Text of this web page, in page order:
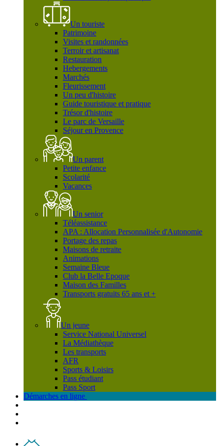
Un touriste
Patrimoine
Visites et randonnées
Terroir et artisanat
Restauration
Hebergements
Marchés
Fleurissement
Un peu d'histoire
Guide touristique et pratique
Trésor d'histoire
Le parc de Versaille
Séjour en Provence
Un parent
Petite enfance
Scolarité
Vacances
Un senior
Téléassistance
APA : Allocation Personnalisée d'Autonomie
Portage des repas
Maisons de retraite
Animations
Semaine Bleue
Club la Belle Epoque
Maison des Familles
Transports gratuits 65 ans et +
Un jeune
Service National Universel
La Médiathèque
Les transports
AFR
Sports & Loisirs
Pass étudiant
Pass Sport
Démarches en ligne
Contact